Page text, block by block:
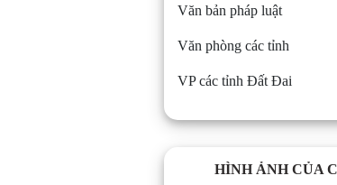
Văn bản pháp luật
Văn phòng các tỉnh
VP các tỉnh Đất Đai
HÌNH ẢNH CỦA